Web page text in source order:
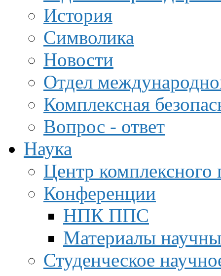
История
Символика
Новости
Отдел
Комплексная
Вопрос - ответ
Наука
Центр
Конференции
НПК ППС
Материалы
Студенческое